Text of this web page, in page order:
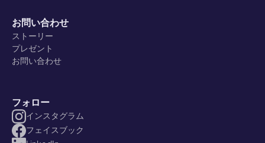
お問い合わせ
ストーリー
プレゼント
お問い合わせ
フォロー
インスタグラム
フェイスブック